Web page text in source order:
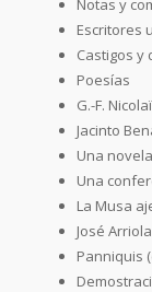
Escritores
Castigos y
Poesías
G.-F. Nicolaï
Jacinto
Una
Una
La Musa
José Arriola
Panniquis